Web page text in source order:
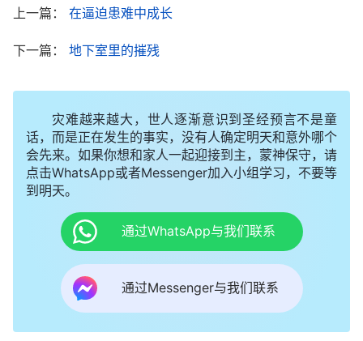
长时间的骚扰，提出跟我离婚。我心里很痛苦。我有
糖尿病，常年需要吃药，没有了生活来源，现在丈夫
学那些年，在当地同行中也有些名气，被别人尊重、
高看，可现在我却被开除公职，还被通缉追捕，我一
下子成了别人茶余饭后谈论的对象，同事、家长还有
学生，他们会怎么看我？我越想越痛苦，就来到神的
面前向神祷告，求神带领我明白神的心意。之后，我
看到神的话说：“或许你们都记得这样的话：‘我们这
至暂至轻的苦楚，要为我们成就极重无比永远的荣
耀。’在以往，你们都听过这句话，但谁也不明白这
话的真正含义，今天深知这话的实际意义。这句话是
神在末世要成就的，而且是成就在大红龙盘卧之地受
上一篇： 在逼迫患难中成长
下一篇： 地下室里的摧残
灾难越来越大，世人逐渐意识到圣经预言不是童
话，而是正在发生的事实，没有人确定明天和意外哪个
会先来。如果你想和家人一起迎接到主，蒙神保守，请
点击WhatsApp或者Messenger加入小组学习，不要等
到明天。
通过WhatsApp与我们联系
通过Messenger与我们联系